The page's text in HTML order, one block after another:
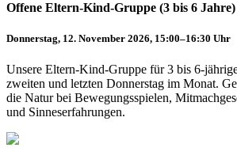
Offene Eltern-Kind-Gruppe (3 bis 6 Jahre)
Donnerstag, 12. November 2026, 15:00–16:30 Uhr
Unsere Eltern-Kind-Gruppe für 3 bis 6-
zweiten und letzten Donnerstag im Monat.
die Natur bei Bewegungsspielen,
und Sinneserfahrungen.